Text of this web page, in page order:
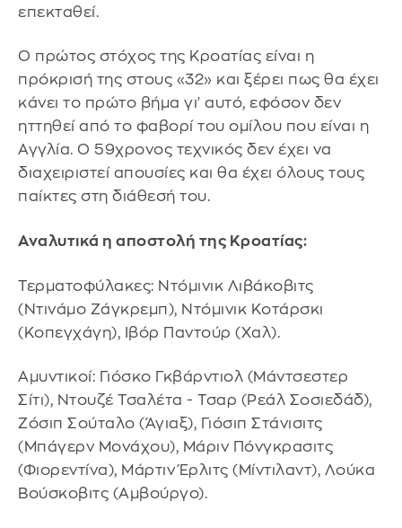
επεκταθεί.
Ο πρώτος στόχος της Κροατίας είναι η
πρόκρισή της στους «32» και ξέρει πως θα έχει
κάνει το πρώτο βήμα γι' αυτό, εφόσον δεν
ηττηθεί από το φαβορί του ομίλου που είναι η
Αγγλία. Ο 59χρονος τεχνικός δεν έχει να
διαχειριστεί απουσίες και θα έχει όλους τους
παίκτες στη διάθεσή του.
Αναλυτικά η αποστολή της Κροατίας:
Τερματοφύλακες: Ντόμινικ Λιβάκοβιτς
(Ντινάμο Ζάγκρεμπ), Ντόμινικ Κοτάρσκι
(Κοπεγχάγη), Ιβόρ Παντούρ (Χαλ).
Αμυντικοί: Γιόσκο Γκβάρντιολ (Μάντσεστερ
Σίτι), Ντουζέ Τσαλέτα - Τσαρ (Ρεάλ Σοσιεδάδ),
Ζόσιπ Σούταλο (Άγιαξ), Γιόσιπ Στάνισιτς
(Μπάγερν Μονάχου), Μάριν Πόνγκρασιτς
(Φιορεντίνα), Μάρτιν Έρλιτς (Μίντιλαντ), Λούκα
Βούσκοβιτς (Αμβούργο).